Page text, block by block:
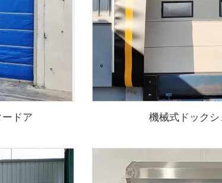
ドア 機械式ドック